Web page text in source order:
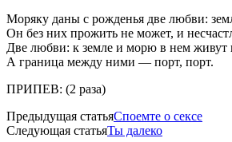
Моряку даны с рожденья две любви:
Он без них прожить не может, и
Две любви: к земле и морю в нем живут
А граница между ними — порт, порт.
ПРИПЕВ: (2 раза)
Предыдущая статьяСпоемте о сексе
Следующая статьяТы далеко